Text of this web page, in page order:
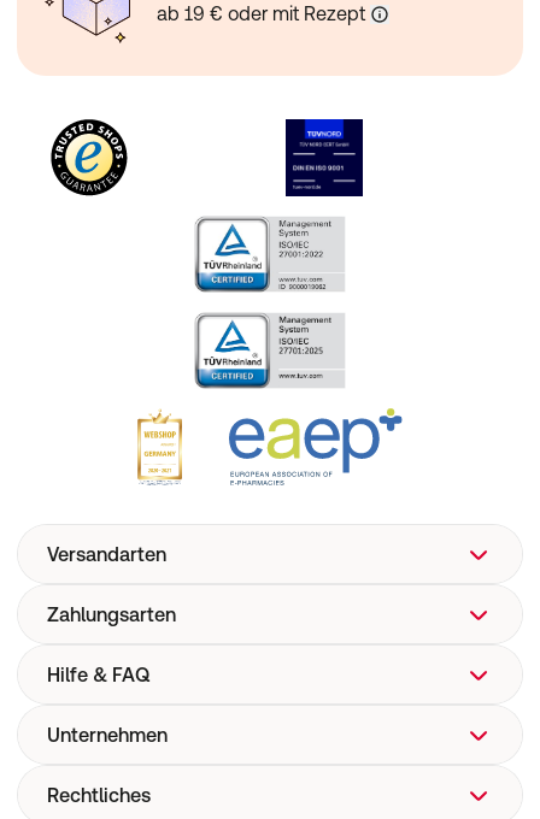
ab 19 € oder mit Rezept
Versandarten
Zahlungsarten
Hilfe & FAQ
FAQ
Versand
Unternehmen
Über uns
Rechtliches